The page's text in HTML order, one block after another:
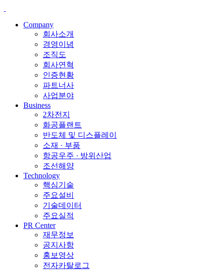
Company
회사소개
경영이념
조직도
회사연혁
인증현황
파트너사
사업분야
Business
2차전지
화공플랜트
반도체 및 디스플레이
소재 · 부품
항공우주 · 방위산업
조선해양
Technology
핵심기술
주요설비
기술데이터
주요실적
PR Center
재무정보
공지사항
홍보영상
전자카탈로그